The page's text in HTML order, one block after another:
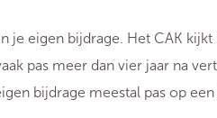
je eigen bijdrage. Het CAK
pas meer dan vier jaar na
bijdrage meestal pas op